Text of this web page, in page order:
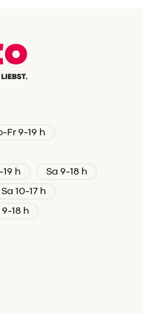
Fr 9-19 h
19 h Sa 9-18 h
Sa 10-17 h
9-18 h